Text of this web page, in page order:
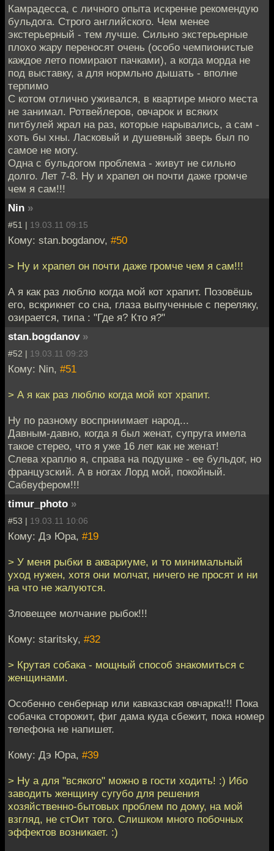
Камрадесса, с личного опыта искренне рекомендую
бульдога. Строго английского. Чем менее
экстерьерный - тем лучше. Сильно экстерьерные
плохо жару переносят очень (особо чемпионистые
каждое лето помирают пачками), а когда морда не
под выставку, а для нормльно дышать - вполне
терпимо
С котом отлично уживался, в квартире много места
не занимал. Ротвейлеров, овчарок и всяких
питбулей жрал на раз, которые нарывались, а сам -
хоть бы хны. Ласковый и душевный зверь был по
самое не могу.
Одна с бульдогом проблема - живут не сильно
долго. Лет 7-8. Ну и храпел он почти даже громче
чем я сам!!!
Nin »
#51 | 19.03.11 09:15
Кому: stan.bogdanov, #50
> Ну и храпел он почти даже громче чем я сам!!!
А я как раз люблю когда мой кот храпит. Позовёшь
его, вскрикнет со сна, глаза выпученные c переляку,
озирается, типа : "Где я? Кто я?"
stan.bogdanov »
#52 | 19.03.11 09:23
Кому: Nin, #51
> А я как раз люблю когда мой кот храпит.
Ну по разному воспрниимает народ...
Давным-давно, когда я был женат, супруга имела
такое стерео, что я уже 16 лет как не женат!
Слева храплю я, справа на подушке - ее бульдог, но
французский. А в ногах Лорд мой, покойный.
Сабвуфером!!!
timur_photo »
#53 | 19.03.11 10:06
Кому: Дэ Юра, #19
> У меня рыбки в аквариуме, и то минимальный
уход нужен, хотя они молчат, ничего не просят и ни
на что не жалуются.
Зловещее молчание рыбок!!!
Кому: staritsky, #32
> Крутая собака - мощный способ знакомиться с
женщинами.
Особенно сенбернар или кавказская овчарка!!! Пока
собачка сторожит, фиг дама куда сбежит, пока номер
телефона не напишет.
Кому: Дэ Юра, #39
> Ну а для "всякого" можно в гости ходить! :) Ибо
заводить женщину сугубо для решения
хозяйственно-бытовых проблем по дому, на мой
взгляд, не стОит того. Слишком много побочных
эффектов возникает. :)